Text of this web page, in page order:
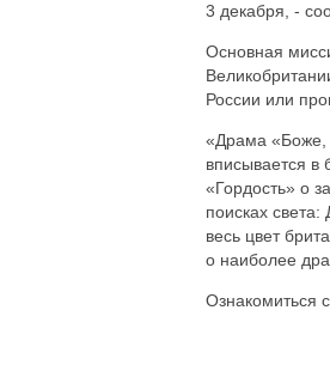
3 декабря, -
Основная
России или
«Драма «Боже,
вписывается в
«Гордость» о
поисках
весь цвет
о наиболее
Ознакомиться